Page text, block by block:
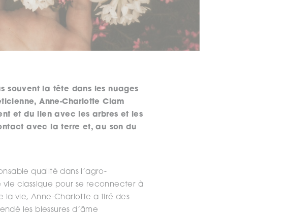
souvent la tête dans les nuages
Anne-Charlotte Clam
et du lien avec les arbres et les
avec la terre et, au son du
qualité dans l’agro-
classique pour se reconnecter à
la vie, Anne-Charlotte a tiré des
les blessures d’âme